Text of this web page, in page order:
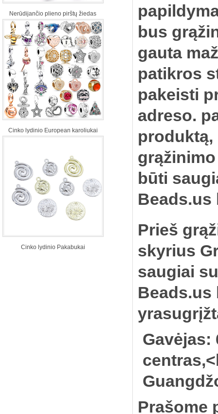
Nerūdijančio plieno pirštų žiedas
Cinko lydinio European karoliukai
Cinko lydinio Pakabukai
bus
gauta
patikros
pakeisti
adreso.
būti
Prieš
skyrius
saugiai
Beads.us
yra
Gavėjas:
Prašome